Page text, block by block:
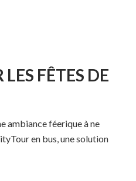
FÊTES DE
ambiance féerique à ne
en bus, une solution